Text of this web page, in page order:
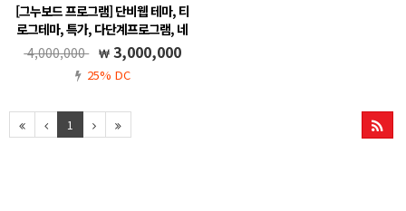
[그누보드 프로그램] 단비웹 테마, 티
로그테마, 특가, 다단계프로그램, 네
트워크 마케팅,추천인 트리, 드래그
앤 드롭, 그누보드5.6
회원 가입시 포인트 분배 설정, 드래그 앤 드롭
4,000,000 3,000,000
25% DC
1